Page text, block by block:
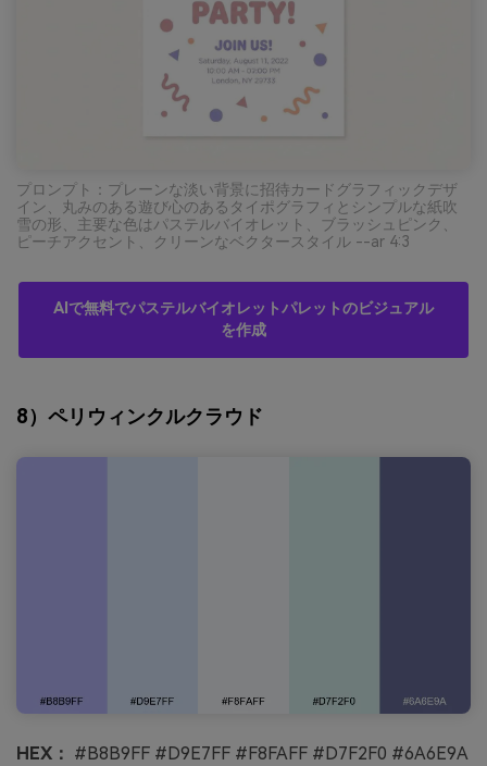
プロンプト：プレーンな淡い背景に招待カードグラフィックデザ
イン、丸みのある遊び心のあるタイポグラフィとシンプルな紙吹
雪の形、主要な色はパステルバイオレット、ブラッシュピンク、
ピーチアクセント、クリーンなベクタースタイル --ar 4:3
AIで無料でパステルバイオレットパレットのビジュアル
を作成
8）ペリウィンクルクラウド
HEX： #B8B9FF #D9E7FF #F8FAFF #D7F2F0 #6A6E9A